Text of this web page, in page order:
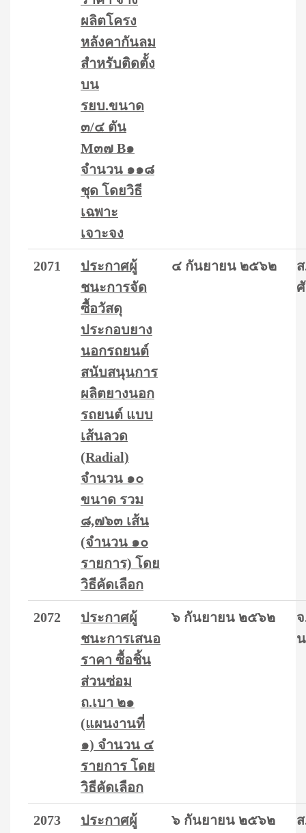
ผลิตโครง
หลังคากันลม
สำหรับติดตั้ง
บน
รยบ.ขนาด
๓/๔ ตัน
M๓๗ B๑
จำนวน ๑๑๘
ชุด โดยวิธี
เฉพาะ
เจาะจง
2071
ประกาศผู้
ชนะการจัด
ซื้อวัสดุ
ประกอบยาง
นอกรถยนต์
สนับสนุนการ
ผลิตยางนอก
รถยนต์ แบบ
เส้นลวด
(Radial)
จำนวน ๑๐
ขนาด รวม
๘,๗๖๓ เส้น
(จำนวน ๑๐
รายการ) โดย
วิธีคัดเลือก
๔ กันยายน ๒๕๖๒
2072
ประกาศผู้
ชนะการเสนอ
ราคา ซื้อชิ้น
ส่วนซ่อม
ถ.เบา ๒๑
(แผนงานที่
๑) จำนวน ๔
รายการ โดย
วิธีคัดเลือก
๖ กันยายน ๒๕๖๒
2073
ประกาศผู้
๖ กันยายน ๒๕๖๒